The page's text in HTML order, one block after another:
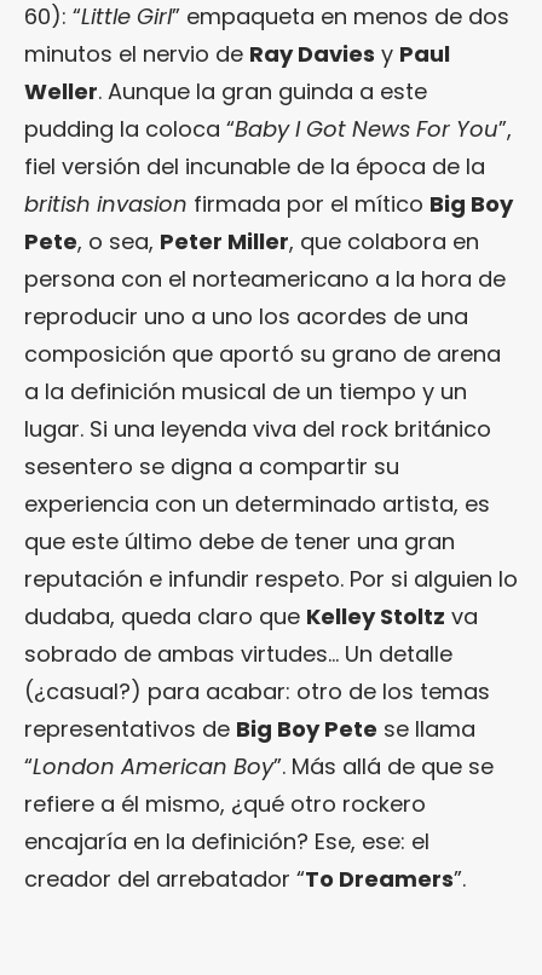
60): “Little Girl” empaqueta en menos de dos
minutos el nervio de Ray Davies y Paul
Weller. Aunque la gran guinda a este
pudding la coloca “Baby I Got News For You”,
fiel versión del incunable de la época de la
british invasion firmada por el mítico Big Boy
Pete, o sea, Peter Miller, que colabora en
persona con el norteamericano a la hora de
reproducir uno a uno los acordes de una
composición que aportó su grano de arena
a la definición musical de un tiempo y un
lugar. Si una leyenda viva del rock británico
sesentero se digna a compartir su
experiencia con un determinado artista, es
que este último debe de tener una gran
reputación e infundir respeto. Por si alguien lo
dudaba, queda claro que Kelley Stoltz va
sobrado de ambas virtudes… Un detalle
(¿casual?) para acabar: otro de los temas
representativos de Big Boy Pete se llama
“London American Boy”. Más allá de que se
refiere a él mismo, ¿qué otro rockero
encajaría en la definición? Ese, ese: el
creador del arrebatador “To Dreamers”.